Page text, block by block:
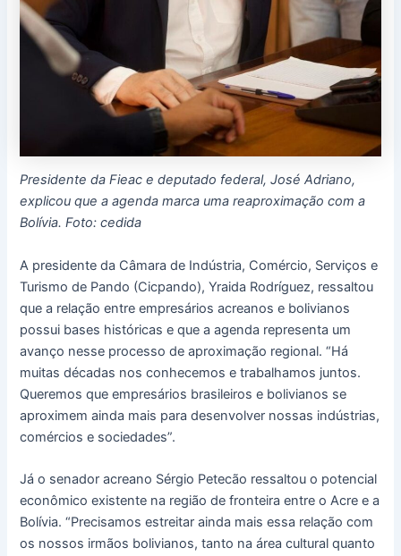
Presidente da Fieac e deputado federal, José Adriano,
explicou que a agenda marca uma reaproximação com a
Bolívia. Foto: cedida
A presidente da Câmara de Indústria, Comércio, Serviços e
Turismo de Pando (Cicpando), Yraida Rodríguez, ressaltou
que a relação entre empresários acreanos e bolivianos
possui bases históricas e que a agenda representa um
avanço nesse processo de aproximação regional. “Há
muitas décadas nos conhecemos e trabalhamos juntos.
Queremos que empresários brasileiros e bolivianos se
aproximem ainda mais para desenvolver nossas indústrias,
comércios e sociedades”.
Já o senador acreano Sérgio Petecão ressaltou o potencial
econômico existente na região de fronteira entre o Acre e a
Bolívia. “Precisamos estreitar ainda mais essa relação com
os nossos irmãos bolivianos, tanto na área cultural quanto